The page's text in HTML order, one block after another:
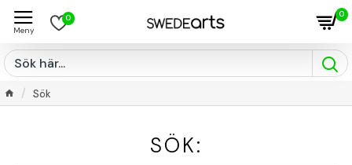
0 0
Sök
SÖK: